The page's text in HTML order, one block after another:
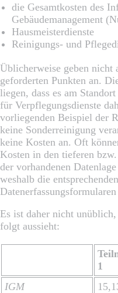
die Gesamtkosten des
Gebäudemanagement
Hausmeisterdienste
Reinigungs- und
Üblicherweise geben nicht
geforderten Punkten an.
liegen, dass es am
für Verpflegungsdienste
vorliegenden Beispiel der
keine Sonderreinigung
keine Kosten an. Oft
Kosten in den tieferen
der vorhandenen
weshalb die
Es ist daher nicht
folgt aussieht:
1
IGM